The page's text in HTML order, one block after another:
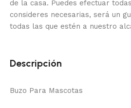
de la casa. Puedes efectuar
consideres necesarias, será un
todas las que estén a nuestro
Descripción
Buzo Para Mascotas